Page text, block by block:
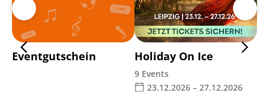
Eventgutschein Holiday On Ice
9 Events
23.12.2026 – 27.12.2026